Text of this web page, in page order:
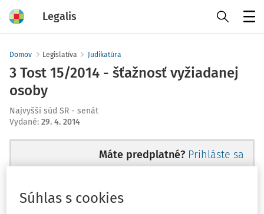
Legalis
Domov Legislatíva Judikatúra
3 Tost 15/2014 - šťažnosť vyžiadanej
osoby
Najvyšší súd SR - senát
Vydané: 29. 4. 2014
Máte predplatné? Prihláste sa
Súhlas s cookies